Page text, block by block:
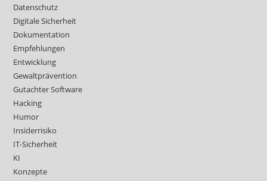
Datenschutz
Digitale Sicherheit
Dokumentation
Empfehlungen
Entwicklung
Gewaltprävention
Gutachter Software
Hacking
Humor
Insiderrisiko
IT-Sicherheit
KI
Konzepte